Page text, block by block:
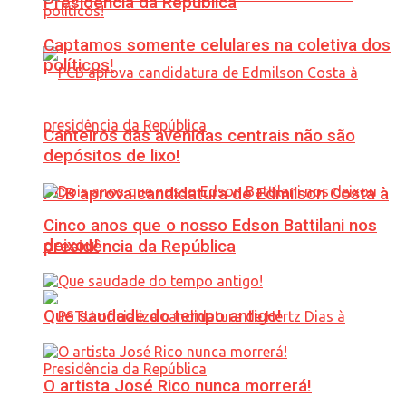
PCB aprova candidatura de Edmilson Costa à
presidência da República
Captamos somente celulares na coletiva dos
políticos!
Canteiros das avenidas centrais não são
depósitos de lixo!
Cinco anos que o nosso Edson Battilani nos
deixou!
Que saudade do tempo antigo!
O artista José Rico nunca morrerá!